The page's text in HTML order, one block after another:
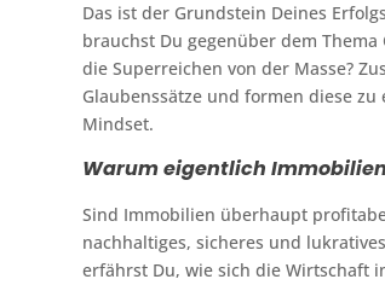
Das ist der Grundstein Deines
brauchst Du gegenüber dem
die Superreichen von der Masse?
Glaubenssätze und formen diese
Mindset.
Warum eigentlich
Sind Immobilien überhaupt
nachhaltiges, sicheres und
erfährst Du, wie sich die Wirtschaft